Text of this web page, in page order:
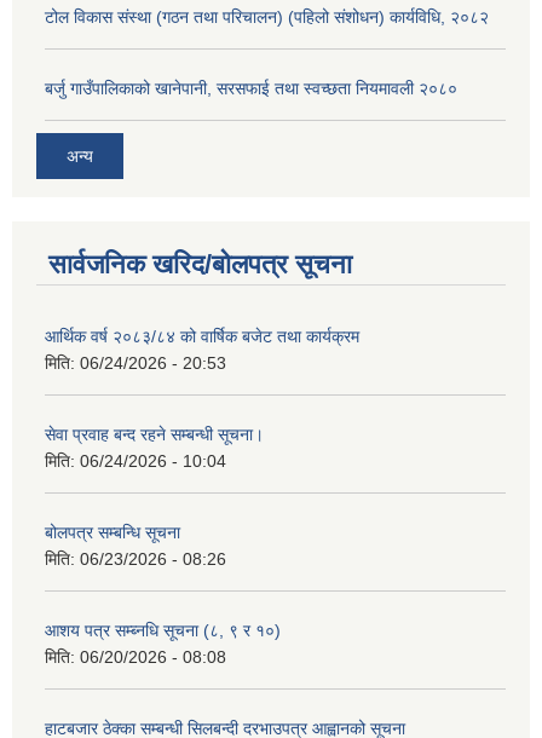
टोल विकास संस्था (गठन तथा परिचालन) (पहिलो संशोधन) कार्यविधि, २०८२
बर्जु गाउँपालिकाको खानेपानी, सरसफाई तथा स्वच्छता नियमावली २०८०
अन्य
सार्वजनिक खरिद/बोलपत्र सूचना
आर्थिक वर्ष २०८३/८४ को वार्षिक बजेट तथा कार्यक्रम
मिति: 06/24/2026 - 20:53
सेवा प्रवाह बन्द रहने सम्बन्धी सूचना।
मिति: 06/24/2026 - 10:04
बोलपत्र सम्बन्धि सूचना
मिति: 06/23/2026 - 08:26
आशय पत्र सम्ब्नधि सूचना (८, ९ र १०)
मिति: 06/20/2026 - 08:08
हाटबजार ठेक्का सम्बन्धी सिलबन्दी दरभाउपत्र आह्वानको सूचना